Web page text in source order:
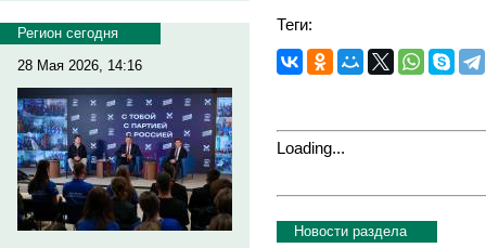
Регион сегодня
28 Мая 2026, 14:16
Теги:
Loading...
Новости раздела